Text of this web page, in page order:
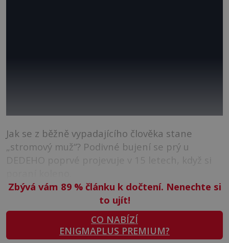
Jak se z běžně vypadajícího člověka stane
„stromový muž“? Podivné bujení se prý u
DEDEHO poprvé projevuje v 15 letech, když si
Zbývá vám 89 %článku k dočtení. Nenechte si
to ujít!
CO NABÍZÍ
ENIGMAPLUS PREMIUM?